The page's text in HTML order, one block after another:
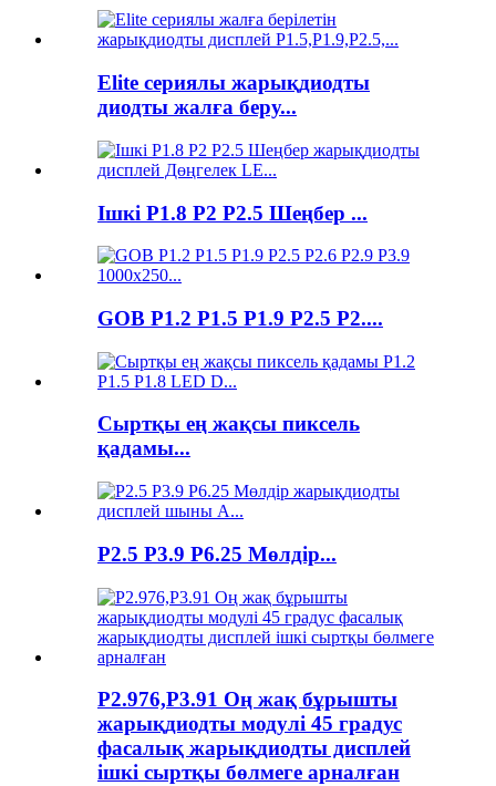
Elite сериялы жарықдиодты
диодты жалға беру...
Ішкі P1.8 P2 P2.5 Шеңбер ...
GOB P1.2 P1.5 P1.9 P2.5 P2....
Сыртқы ең жақсы пиксель
қадамы...
P2.5 P3.9 P6.25 Мөлдір...
P2.976,P3.91 Оң жақ бұрышты
жарықдиодты модулі 45 градус
фасалық жарықдиодты дисплей
ішкі сыртқы бөлмеге арналған